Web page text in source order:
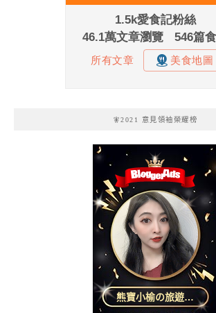
🧚2021 意見領袖榮耀榜
熊寶小榆の旅遊日